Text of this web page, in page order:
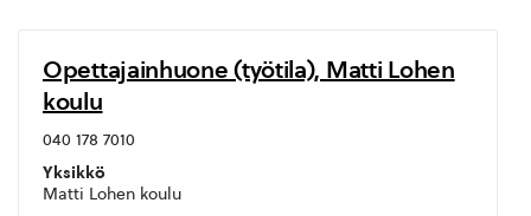
Opettajainhuone (työtila), Matti Lohen
koulu
040 178 7010
Yksikkö
Matti Lohen koulu